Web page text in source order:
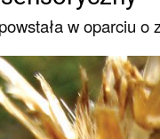
w oparciu o